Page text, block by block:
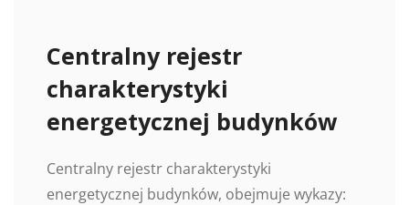
Centralny rejestr
charakterystyki
energetycznej budynków
Centralny rejestr charakterystyki
energetycznej budynków, obejmuje wykazy: